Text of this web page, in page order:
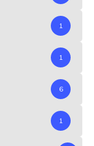
1
1
6
1